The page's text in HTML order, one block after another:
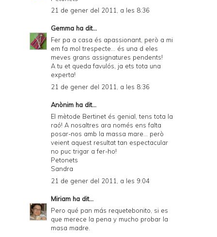
21 de gener del 2011, a les 8:36
Gemma ha dit...
Fer pa a casa és apassionant, però a mi
em fa mol trespecte... és una d eles
meves grans assignatures pendents!
A tu et queda favulós, ja ets tota una
experta!
21 de gener del 2011, a les 8:36
Anònim ha dit...
El mètode Bertinet és genial, tens tota la
raó! A nosaltres ara només ens falta
posar-nos amb la massa mare... però
veient aquest resultat tan espectacular
no puc trigar a fer-ho!
Petonets
Sandra
21 de gener del 2011, a les 9:04
Miriam ha dit...
Pero qué pan más requetebonito, si es
que merece la pena y mucho probar la
masa madre.